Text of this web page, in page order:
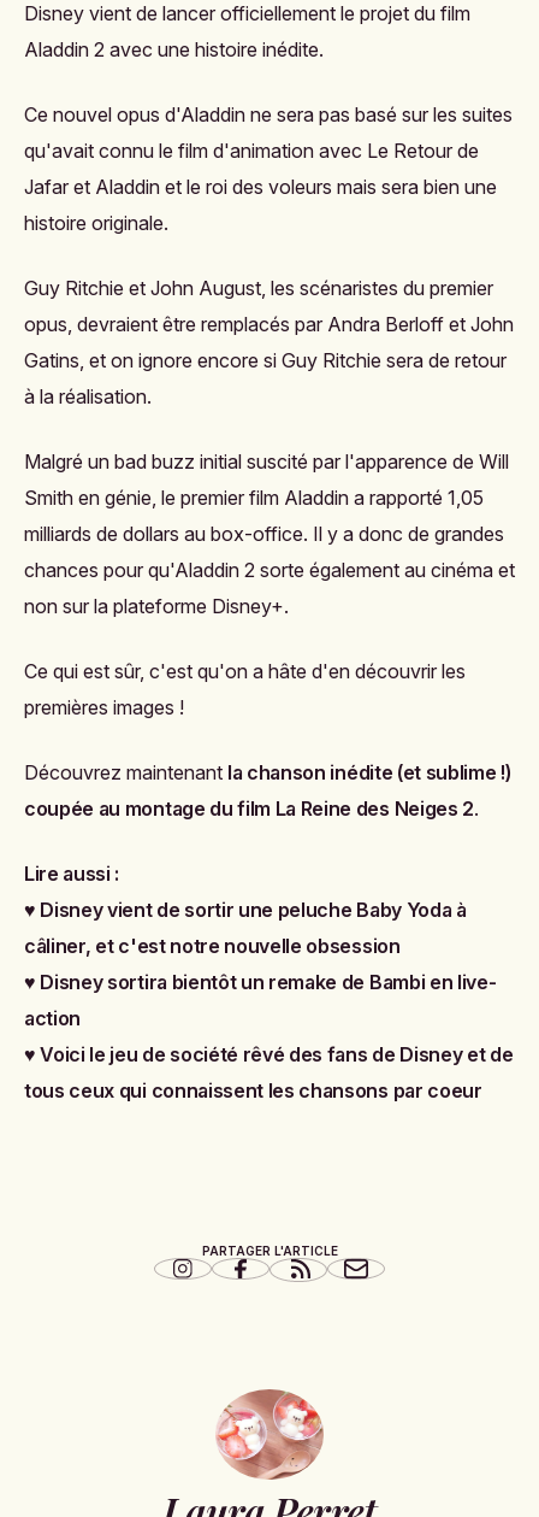
Disney vient de lancer officiellement le projet du film
Aladdin 2 avec une histoire inédite.
Ce nouvel opus d'Aladdin ne sera pas basé sur les suites
qu'avait connu le film d'animation avec Le Retour de
Jafar et Aladdin et le roi des voleurs mais sera bien une
histoire originale.
Guy Ritchie et John August, les scénaristes du premier
opus, devraient être remplacés par Andra Berloff et John
Gatins, et on ignore encore si Guy Ritchie sera de retour
à la réalisation.
Malgré un bad buzz initial suscité par l'apparence de Will
Smith en génie, le premier film Aladdin a rapporté 1,05
milliards de dollars au box-office. Il y a donc de grandes
chances pour qu'Aladdin 2 sorte également au cinéma et
non sur la plateforme Disney+.
Ce qui est sûr, c'est qu'on a hâte d'en découvrir les
premières images !
Découvrez maintenant la chanson inédite (et sublime !)
coupée au montage du film La Reine des Neiges 2.
Lire aussi :
♥ Disney vient de sortir une peluche Baby Yoda à
câliner, et c'est notre nouvelle obsession
♥ Disney sortira bientôt un remake de Bambi en live-
action
♥Voici le jeu de société rêvé des fans de Disney et de
tous ceux qui connaissent les chansons par coeur
PARTAGER L'ARTICLE